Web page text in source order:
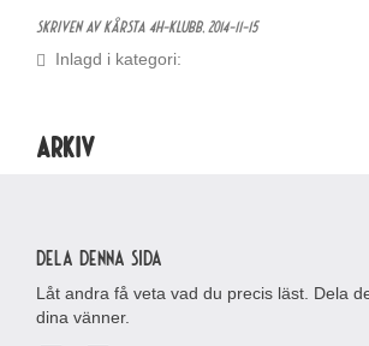
Skriven av Kårsta 4H-klubb,2014-11-15
Inlagd i kategori:
Arkiv
Dela denna sida
Låt andra få veta vad du precis läst. Dela
dina vänner.